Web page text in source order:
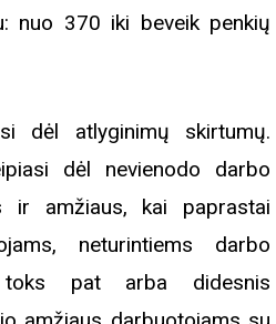
nuo 370 iki beveik penkių
dėl atlyginimų skirtumų.
dėl nevienodo darbo
ir amžiaus, kai paprastai
neturintiems darbo
toks pat arba didesnis